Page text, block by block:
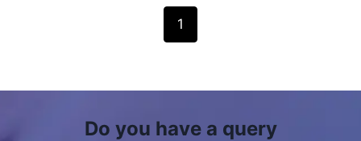
1
Do you have a query